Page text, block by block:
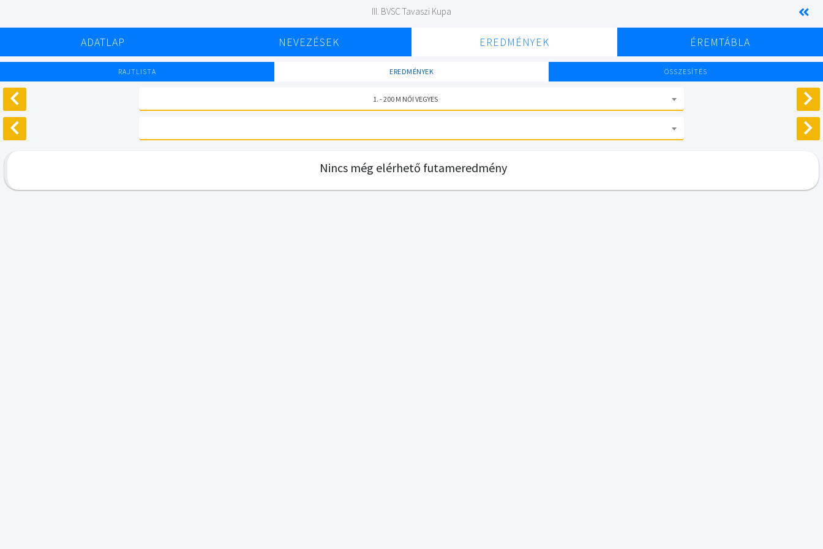
III. BVSC Tavaszi Kupa
ADATLAP NEVEZÉSEK EREDMÉNYEK ÉREMTÁBLA
RAJTLISTA EREDMÉNYEK ÖSSZESÍTÉS
1. - 200 M NŐI VEGYES
Nincs még elérhető futameredmény